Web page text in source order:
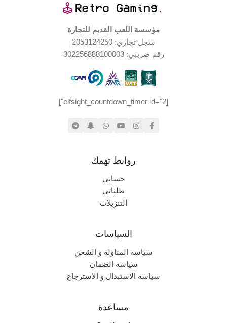
مستخدم بحالة جيدة جدا
اليابان
جيدة جدا
مؤسسة اللعب القديم للتجارة
سجل تجاري: 2053124250
رقم ضريبي: 302256888100003
[elfsight_countdown_timer id="2"]
روابط تهمك
حسابي
طلباتي
التنزيلات
السياسات
سياسة المناولة و الشحن
سياسة الضمان
سياسة الاستبدال و الاسترجاع
مساعدة